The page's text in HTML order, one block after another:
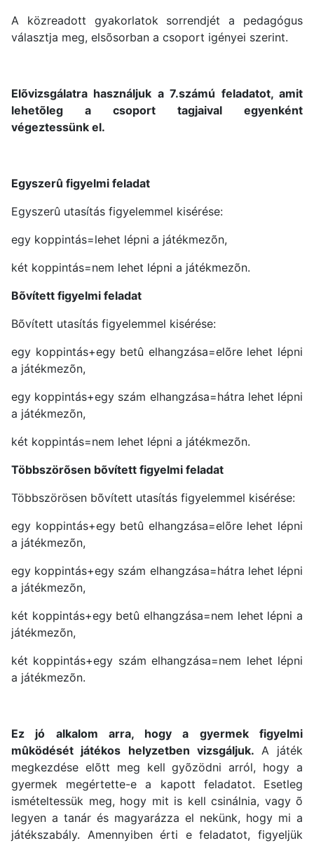
A közreadott gyakorlatok sorrendjét a pedagógus
választja meg, elsõsorban a csoport igényei szerint.
Elõvizsgálatra használjuk a 7.számú feladatot, amit
lehetõleg a csoport tagjaival egyenként
végeztessünk el.
Egyszerû figyelmi feladat
Egyszerû utasítás figyelemmel kisérése:
egy koppintás=lehet lépni a játékmezõn,
két koppintás=nem lehet lépni a játékmezõn.
Bõvített figyelmi feladat
Bõvített utasítás figyelemmel kisérése:
egy koppintás+egy betû elhangzása=elõre lehet lépni
a játékmezõn,
egy koppintás+egy szám elhangzása=hátra lehet lépni
a játékmezõn,
két koppintás=nem lehet lépni a játékmezõn.
Többszörõsen bõvített figyelmi feladat
Többszörösen bõvített utasítás figyelemmel kisérése:
egy koppintás+egy betû elhangzása=elõre lehet lépni
a játékmezõn,
egy koppintás+egy szám elhangzása=hátra lehet lépni
a játékmezõn,
két koppintás+egy betû elhangzása=nem lehet lépni a
játékmezõn,
két koppintás+egy szám elhangzása=nem lehet lépni
a játékmezõn.
Ez jó alkalom arra, hogy a gyermek figyelmi
mûködését játékos helyzetben vizsgáljuk. A játék
megkezdése elõtt meg kell gyõzödni arról, hogy a
gyermek megértette-e a kapott feladatot. Esetleg
ismételtessük meg, hogy mit is kell csinálnia, vagy õ
legyen a tanár és magyarázza el nekünk, hogy mi a
játékszabály. Amennyiben érti e feladatot, figyeljük